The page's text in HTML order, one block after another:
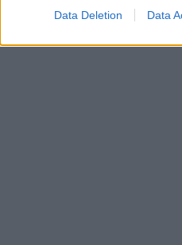
Data Deletion Data
Friedhofstrasse 8